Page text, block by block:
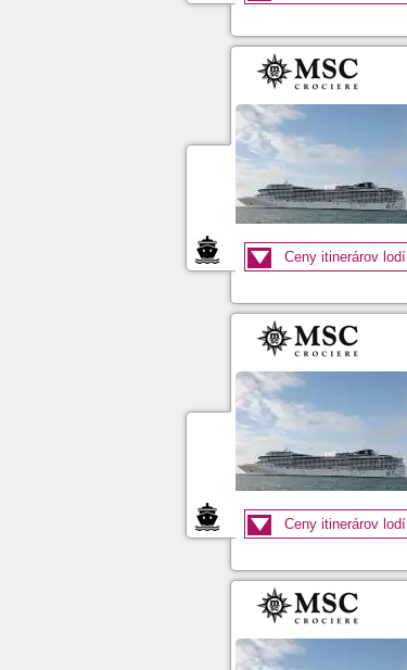
Ceny itinerárov lodí
Ceny itinerárov lodí